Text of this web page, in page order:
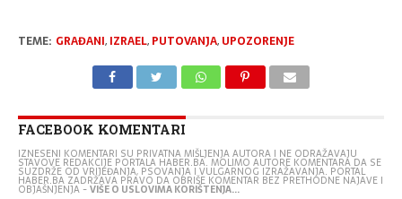
TEME: GRAĐANI, IZRAEL, PUTOVANJA, UPOZORENJE
FACEBOOK KOMENTARI
IZNESENI KOMENTARI SU PRIVATNA MIŠLJENJA AUTORA I NE ODRAŽAVAJU
STAVOVE REDAKCIJE PORTALA HABER.BA. MOLIMO AUTORE KOMENTARA DA SE
SUZDRŽE OD VRIJEĐANJA, PSOVANJA I VULGARNOG IZRAŽAVANJA. PORTAL
HABER.BA ZADRŽAVA PRAVO DA OBRIŠE KOMENTAR BEZ PRETHODNE NAJAVE I
OBJAŠNJENJA -VIŠE O USLOVIMA KORIŠTENJA...